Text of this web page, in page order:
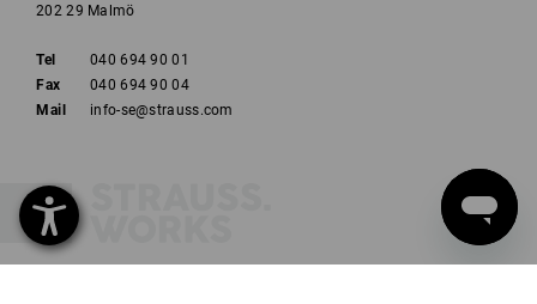
202 29 Malmö
Tel
040 694 90 01
Fax
040 694 90 04
Mail
info-se@strauss.com